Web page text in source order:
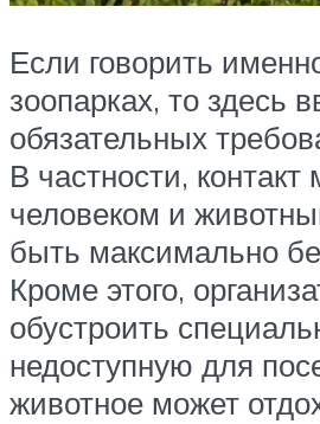
Если говорить
зоопарках, то здесь
обязательных
В частности,
человеком и
быть максимально
Кроме этого,
обустроить
недоступную для
животное может